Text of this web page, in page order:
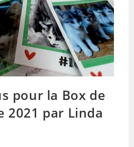
pour la Box de
2021 par Linda